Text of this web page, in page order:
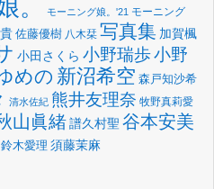
。 モーニング娘。'21 モーニング
佐藤優樹 八木栞 写真集 加賀楓
小田さくら 小野瑞歩小野
めの 新沼希空 森戸知沙希
清水佐紀 熊井友理奈 牧野真莉愛
山眞緒譜久村聖 谷本安美
鈴木愛理 須藤茉麻